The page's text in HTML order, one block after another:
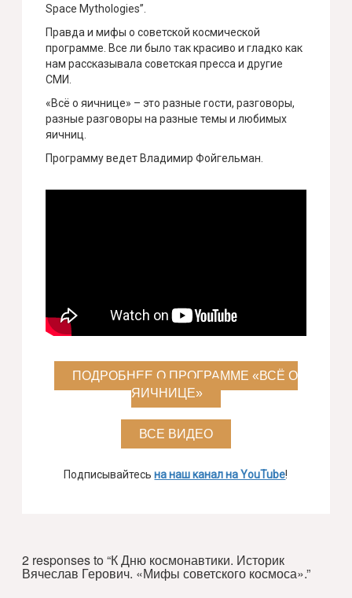
Space Mythologies”.
Правда и мифы о советской космической
программе. Все ли было так красиво и гладко как
нам рассказывала советская пресса и другие
СМИ.
«Всё о яичнице» – это разные гости, разговоры,
разные разговоры на разные темы и любимых
яичниц.
Программу ведет Владимир Фойгельман.
ПОДРОБНЕЕ О ПРОГРАММЕ «ВСЁ О
ЯИЧНИЦЕ»
ВСЕ ВИДЕО
Подписывайтесьна наш канал на YouTube!
2 responses to “К Дню космонавтики. Историк
Вячеслав Герович. «Мифы советского космоса».”